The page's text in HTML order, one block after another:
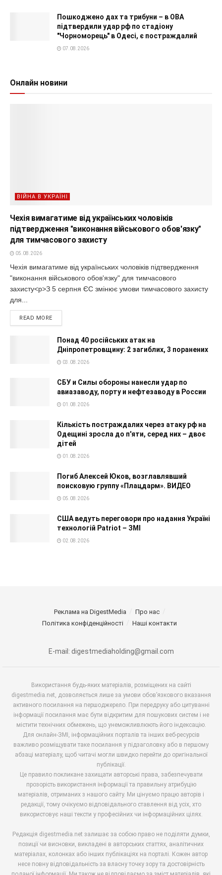
Пошкоджено дах та трибуни – в ОВА
підтвердили удар рф по стадіону
"Чорноморець" в Одесі, є постраждалий
07.08.2026
Онлайн новини
ВІЙНА В УКРАЇНІ
Чехія вимагатиме від українських чоловіків
підтвердження "виконання військового обов'язку"
для тимчасового захисту
05.08.2026
Чехія вимагатиме від українських чоловіків підтвердження
"виконання військового обов'язку" для тимчасового
захисту<p>З 5 серпня ЄС змінює умови тимчасового захисту
для...
READ MORE
Понад 40 російських атак на
Дніпропетровщину: 2 загиблих, 3 поранених
03.08.2026
СБУ и Силы обороны нанесли удар по
авиазаводу, порту и нефтезаводу в России
01.08.2026
Кількість постраждалих через атаку рф на
Одещині зросла до п'яти, серед них – двоє
дітей
01.08.2026
Погиб Алексей Юков, возглавлявший
поисковую группу «Плацдарм». ВИДЕО
05.08.2026
США ведуть переговори про надання Україні
технологій Patriot – ЗМІ
02.08.2026
Реклама на DigestMedia
Про нас
Політика конфіденційності
Наші контакти
E-mail: digestmediaholding@gmail.com
Використання будь-яких матеріалів, розміщених на сайті
digestmedia.net, дозволяється лише за умови обов’язкового вказання
активного посилання на першоджерело. При передруку або цитуванні
інформації посилання має бути відкритим для пошукових систем і не
містити технічних обмежень, що унеможливлюють його індексацію.
Для онлайн-ЗМІ, інформаційних порталів та інших веб-ресурсів
важливо розміщувати таке посилання у підзаголовку або в першому
абзаці матеріалу, щоб читачі могли швидко перейти до оригінальної
публікації.
Це правило покликане захищати авторські права, забезпечувати
прозорість використання інформації та правильну атрибуцію
матеріалів, отриманих з нашого сайту. Ми цінуємо працю авторів і
редакції, тому очікуємо відповідального ставлення від усіх, хто
використовує наші тексти у професійних чи інформаційних цілях.
Редакція digestmedia.net залишає за собою право не поділяти думки,
позиції чи висновки, викладені в авторських статтях, аналітичних
матеріалах, колонках або інших публікаціях на порталі. Кожен автор
несе повну відповідальність за власну точку зору та достовірність